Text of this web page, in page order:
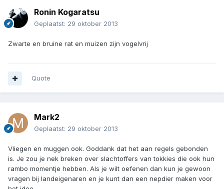
Ronin Kogaratsu
Geplaatst: 29 oktober 2013
Zwarte en bruine rat en muizen zijn vogelvrij
Quote
Mark2
Geplaatst: 29 oktober 2013
Vliegen en muggen ook. Goddank dat het aan regels gebonden
is. Je zou je nek breken over slachtoffers van tokkies die ook hun
rambo momentje hebben. Als je wilt oefenen dan kun je gewoon
vragen bij landeigenaren en je kunt dan een nepdier maken voor